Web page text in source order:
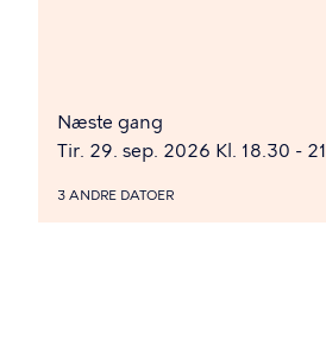
Næste gang
Tir. 29. sep. 2026 Kl. 18.30 - 21
3 ANDRE DATOER